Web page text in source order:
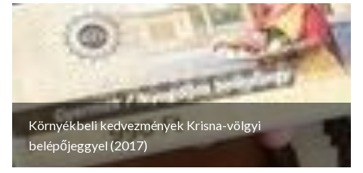
Környékbeli kedvezmények Krisna-völgyi
belépőjeggyel (2017)